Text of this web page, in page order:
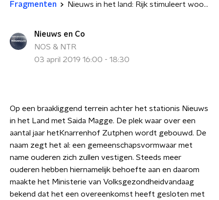
Fragmenten Nieuws in het land: Rijk stimuleert wooninitiatieven voor ouderen, Knarrenhof in Zutphen
Nieuws en Co
NOS & NTR
03 april 2019 16:00 - 18:30
Op een braakliggend terrein achter het stationis Nieuws
in het Land met Saida Magge. De plek waar over een
aantal jaar hetKnarrenhof Zutphen wordt gebouwd. De
naam zegt het al: een gemeenschapsvormwaar met
name ouderen zich zullen vestigen. Steeds meer
ouderen hebben hiernamelijk behoefte aan en daarom
maakte het Ministerie van Volksgezondheidvandaag
bekend dat het een overeenkomst heeft gesloten met